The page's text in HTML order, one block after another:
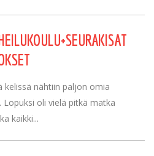
kelissä nähtiin paljon omia
Lopuksi oli vielä pitkä matka
kaikki...